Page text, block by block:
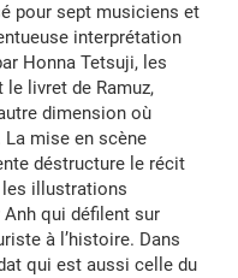
pour sept musiciens et
interprétation
Honna Tetsuji, les
le livret de Ramuz,
dimension où
La mise en scène
déstructure le récit
les illustrations
qui défilent sur
à l’histoire. Dans
qui est aussi celle du